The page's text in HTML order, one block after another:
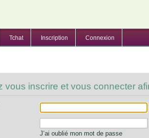
Tchat Inscription Connexion
vous inscrire et vous connecter
J’ai oublié mon mot de passe